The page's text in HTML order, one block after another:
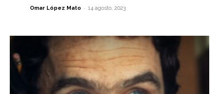
Omar López Mato - 14 agosto, 2023